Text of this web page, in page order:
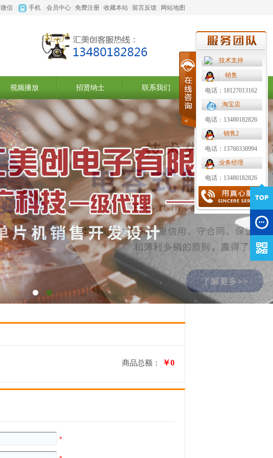
技术支持
销售
电话：18127013162
淘宝店
电话：13480182826
销售2
电话：13760338994
业务经理
电话：13480182826
微信 手机 会员中心 免费注册 收藏本站 留言反馈 网站地图
视频播放 招贤纳士 联系我们
百叶窗图片载入中
会员密码修改
商品总额： ￥0
*